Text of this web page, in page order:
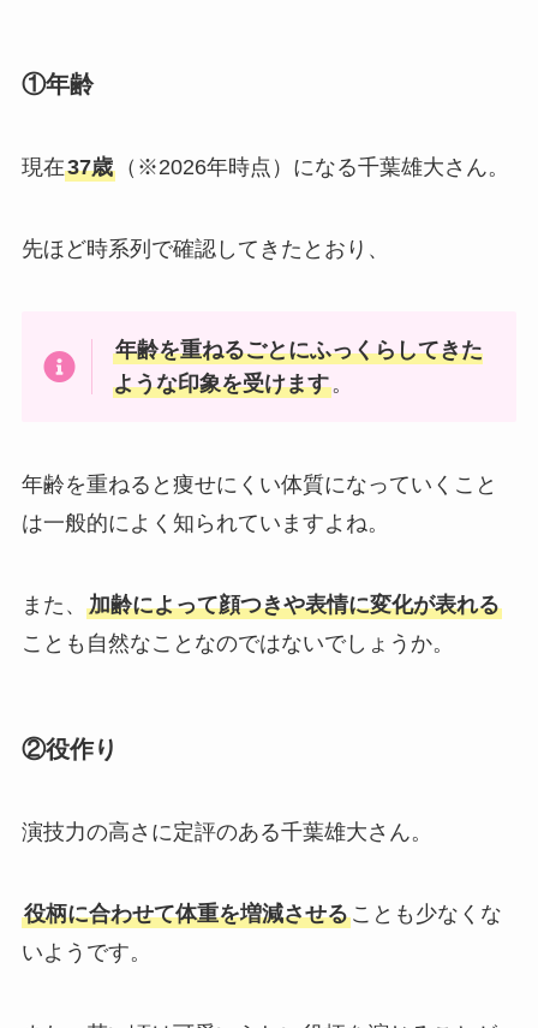
①年齢
現在37歳（※2026年時点）になる千葉雄大さん。
先ほど時系列で確認してきたとおり、
年齢を重ねるごとにふっくらしてきた
ような印象を受けます。
年齢を重ねると痩せにくい体質になっていくこと
は一般的によく知られていますよね。
また、 加齢によって顔つきや表情に変化が表れる
ことも自然なことなのではないでしょうか。
②役作り
演技力の高さに定評のある千葉雄大さん。
役柄に合わせて体重を増減させることも少なくな
いようです。